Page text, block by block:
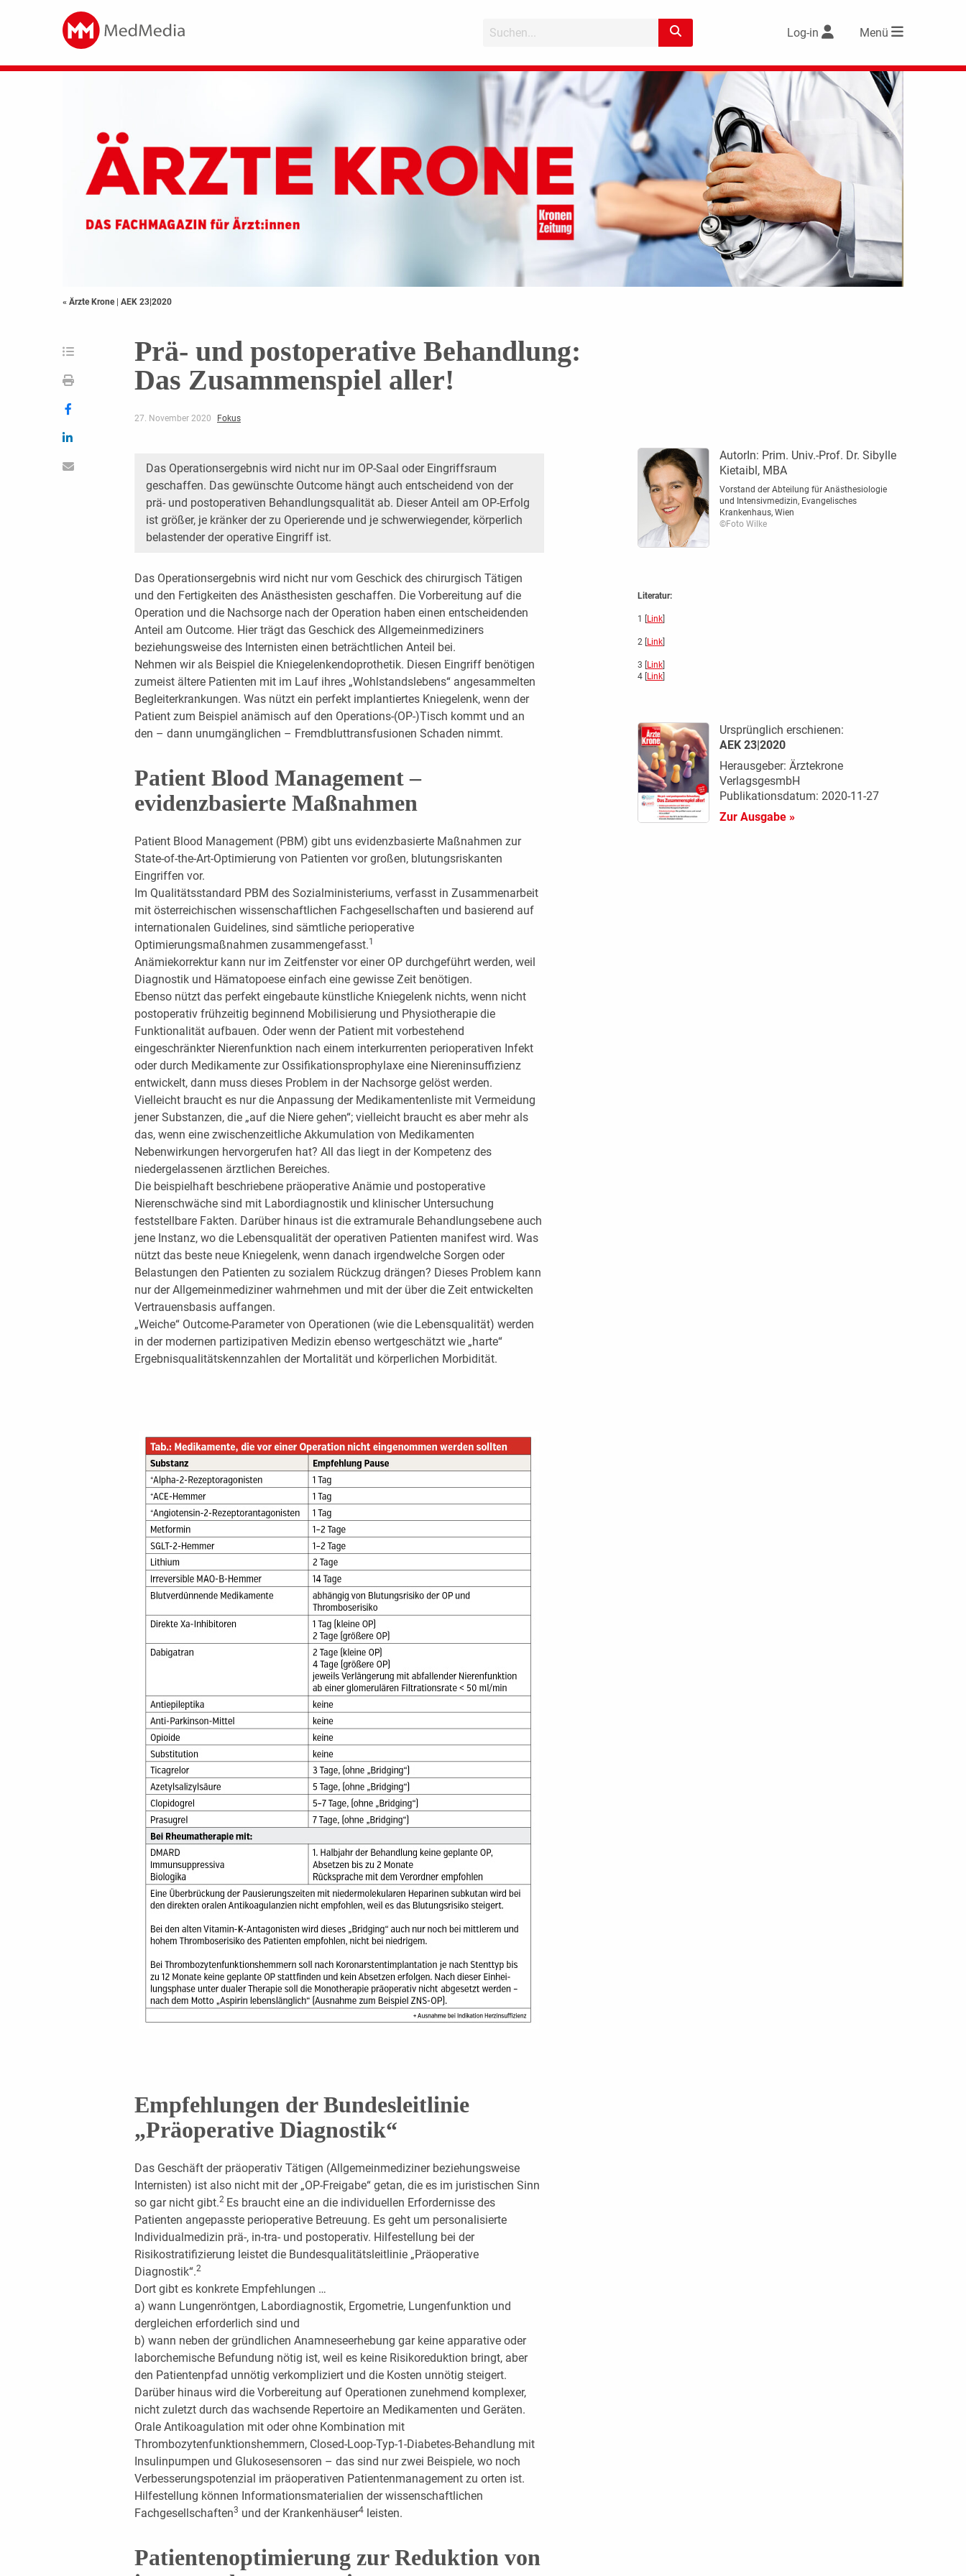
Log-in Menü
« Ärzte Krone | AEK 23|2020
Prä- und postoperative Behandlung:
Das Zusammenspiel aller!
27. November 2020 Fokus
Das Operationsergebnis wird nicht nur im OP-Saal oder Eingriffsraum
geschaffen. Das gewünschte Outcome hängt auch entscheidend von der
prä- und postoperativen Behandlungsqualität ab. Dieser Anteil am OP-Erfolg
ist größer, je kränker der zu Operierende und je schwerwiegender, körperlich
belastender der operative Eingriff ist.
Das Operationsergebnis wird nicht nur vom Geschick des chirurgisch Tätigen
und den Fertigkeiten des Anästhesisten geschaffen. Die Vorbereitung auf die
Operation und die Nachsorge nach der Operation haben einen entscheidenden
Anteil am Outcome. Hier trägt das Geschick des Allgemeinmediziners
beziehungsweise des Internisten einen beträchtlichen Anteil bei.
Nehmen wir als Beispiel die Kniegelenkendoprothetik. Diesen Eingriff benötigen
zumeist ältere Patienten mit im Lauf ihres „Wohlstandslebens“ angesammelten
Begleiterkrankungen. Was nützt ein perfekt implantiertes Kniegelenk, wenn der
Patient zum Beispiel anämisch auf den Operations-(OP-)Tisch kommt und an
den – dann unumgänglichen – Fremdbluttransfusionen Schaden nimmt.
Patient Blood Management –
evidenzbasierte Maßnahmen
Patient Blood Management (PBM) gibt uns evidenzbasierte Maßnahmen zur
State-of-the-Art-Optimierung von Patienten vor großen, blutungsriskanten
Eingriffen vor.
Im Qualitätsstandard PBM des Sozialministeriums, verfasst in Zusammenarbeit
mit österreichischen wissenschaftlichen Fachgesellschaften und basierend auf
internationalen Guidelines, sind sämtliche perioperative
Optimierungsmaßnahmen zusammengefasst.1
Anämiekorrektur kann nur im Zeitfenster vor einer OP durchgeführt werden, weil
Diagnostik und Hämatopoese einfach eine gewisse Zeit benötigen.
Ebenso nützt das perfekt eingebaute künstliche Kniegelenk nichts, wenn nicht
postoperativ frühzeitig beginnend Mobilisierung und Physiotherapie die
Funktionalität aufbauen. Oder wenn der Patient mit vorbestehend
eingeschränkter Nierenfunktion nach einem interkurrenten perioperativen Infekt
oder durch Medikamente zur Ossifikationsprophylaxe eine Niereninsuffizienz
entwickelt, dann muss dieses Problem in der Nachsorge gelöst werden.
Vielleicht braucht es nur die Anpassung der Medikamentenliste mit Vermeidung
jener Substanzen, die „auf die Niere gehen“; vielleicht braucht es aber mehr als
das, wenn eine zwischenzeitliche Akkumulation von Medikamenten
Nebenwirkungen hervorgerufen hat? All das liegt in der Kompetenz des
niedergelassenen ärztlichen Bereiches.
Die beispielhaft beschriebene präoperative Anämie und postoperative
Nierenschwäche sind mit Labordiagnostik und klinischer Untersuchung
feststellbare Fakten. Darüber hinaus ist die extramurale Behandlungsebene auch
jene Instanz, wo die Lebensqualität der operativen Patienten manifest wird. Was
nützt das beste neue Kniegelenk, wenn danach irgendwelche Sorgen oder
Belastungen den Patienten zu sozialem Rückzug drängen? Dieses Problem kann
nur der Allgemeinmediziner wahrnehmen und mit der über die Zeit entwickelten
Vertrauensbasis auffangen.
„Weiche“ Outcome-Parameter von Operationen (wie die Lebensqualität) werden
in der modernen partizipativen Medizin ebenso wertgeschätzt wie „harte“
Ergebnisqualitätskennzahlen der Mortalität und körperlichen Morbidität.
Empfehlungen der Bundesleitlinie
„Präoperative Diagnostik“
Das Geschäft der präoperativ Tätigen (Allgemeinmediziner beziehungsweise
Internisten) ist also nicht mit der „OP-Freigabe“ getan, die es im juristischen Sinn
so gar nicht gibt.2 Es braucht eine an die individuellen Erfordernisse des
Patienten angepasste perioperative Betreuung. Es geht um personalisierte
Individualmedizin prä-, in-tra- und postoperativ. Hilfestellung bei der
Risikostratifizierung leistet die Bundesqualitätsleitlinie „Präoperative
Diagnostik“.2
Dort gibt es konkrete Empfehlungen …
a) wann Lungenröntgen, Labordiagnostik, Ergometrie, Lungenfunktion und
dergleichen erforderlich sind und
b) wann neben der gründlichen Anamneseerhebung gar keine apparative oder
laborchemische Befundung nötig ist, weil es keine Risikoreduktion bringt, aber
den Patientenpfad unnötig verkompliziert und die Kosten unnötig steigert.
Darüber hinaus wird die Vorbereitung auf Operationen zunehmend komplexer,
nicht zuletzt durch das wachsende Repertoire an Medikamenten und Geräten.
Orale Antikoagulation mit oder ohne Kombination mit
Thrombozytenfunktionshemmern, Closed-Loop-Typ-1-Diabetes-Behandlung mit
Insulinpumpen und Glukosesensoren – das sind nur zwei Beispiele, wo noch
Verbesserungspotenzial im präoperativen Patientenmanagement zu orten ist.
Hilfestellung können Informationsmaterialien der wissenschaftlichen
Fachgesellschaften3 und der Krankenhäuser4leisten.
Patientenoptimierung zur Reduktion von
AutorIn: Prim. Univ.-Prof. Dr. Sibylle
Kietaibl, MBA
Vorstand der Abteilung für Anästhesiologie
und Intensivmedizin, Evangelisches
Krankenhaus, Wien
©Foto Wilke
Literatur:
1 [Link]
2 [Link]
3 [Link]
4 [Link]
Ursprünglich erschienen:
AEK 23|2020
Herausgeber: Ärztekrone
VerlagsgesmbH
Publikationsdatum: 2020-11-27
Zur Ausgabe »